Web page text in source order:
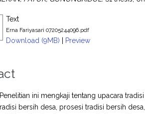
Text
Erna Fariyasari 07205244096.pdf
Download (9MB) | Preview
ini mengkaji tentang upacara
bersih desa, prosesi tradisi bersih